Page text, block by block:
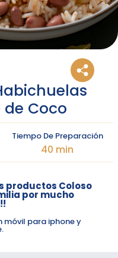
de Coco
Tiempo De Preparación
40 min
productos Coloso
por mucho
móvil para iphone y